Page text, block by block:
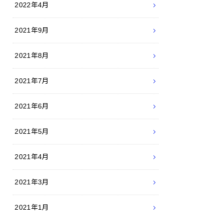
2022年4月
2021年9月
2021年8月
2021年7月
2021年6月
2021年5月
2021年4月
2021年3月
2021年1月